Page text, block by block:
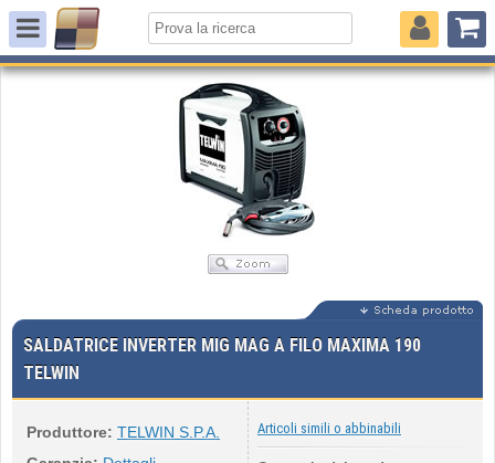
SALDATRICE INVERTER MIG MAG A FILO MAXIMA 190
TELWIN
Produttore: TELWIN S.P.A.
Articoli simili o abbinabili